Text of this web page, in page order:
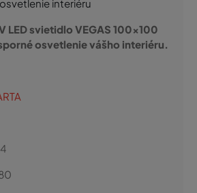
interiéru
LED svietidlo VEGAS 100×100
osvetlenie vášho interiéru.